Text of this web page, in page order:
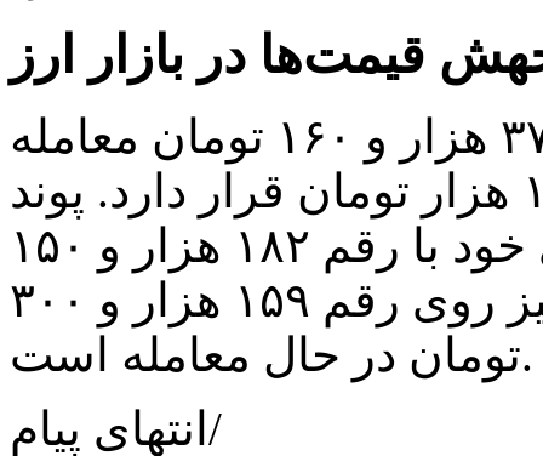
قیمت‌ها در بازار ارز
درهم امارات امروز با رقم ۳۷ هزار و ۱۶۰ تومان معامله
می‌شود. تتر روی رقم ۱۳۵ هزار تومان قرار دارد. پوند
انگلیس در ادامه روند صعودی خود با رقم ۱۸۲ هزار و ۱۵۰
تومان معامله می‌شود. یورو نیز روی رقم ۱۵۹ هزار و ۳۰۰
تومان در حال معامله است.
انتهای پیام/